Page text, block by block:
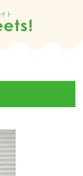
ト
.jpg)